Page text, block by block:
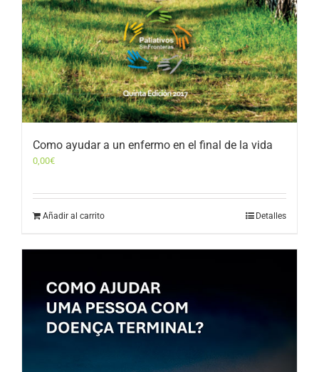
Como ayudar a un enfermo en el final de la vida
0,00€
Añadir al carrito Detalles